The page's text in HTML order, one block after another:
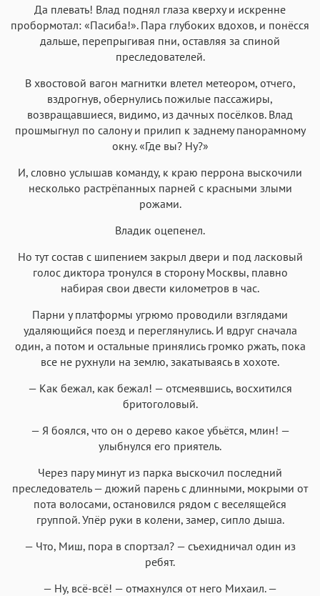
Да плевать! Влад поднял глаза кверху и искренне
пробормотал: «Пасиба!». Пара глубоких вдохов, и понёсся
дальше, перепрыгивая пни, оставляя за спиной
преследователей.
В хвостовой вагон магнитки влетел метеором, отчего,
вздрогнув, обернулись пожилые пассажиры,
возвращавшиеся, видимо, из дачных посёлков. Влад
прошмыгнул по салону и прилип к заднему панорамному
окну. «Где вы? Ну?»
И, словно услышав команду, к краю перрона выскочили
несколько растрёпанных парней с красными злыми
рожами.
Владик оцепенел.
Но тут состав с шипением закрыл двери и под ласковый
голос диктора тронулся в сторону Москвы, плавно
набирая свои двести километров в час.
Парни у платформы угрюмо проводили взглядами
удаляющийся поезд и переглянулись. И вдруг сначала
один, а потом и остальные принялись громко ржать, пока
все не рухнули на землю, закатываясь в хохоте.
— Как бежал, как бежал! — отсмеявшись, восхитился
бритоголовый.
— Я боялся, что он о дерево какое убьётся, млин! —
улыбнулся его приятель.
Через пару минут из парка выскочил последний
преследователь — дюжий парень с длинными, мокрыми от
пота волосами, остановился рядом с веселящейся
группой. Упёр руки в колени, замер, сипло дыша.
— Что, Миш, пора в спортзал? — съехидничал один из
ребят.
— Ну, всё-всё! — отмахнулся от него Михаил. —